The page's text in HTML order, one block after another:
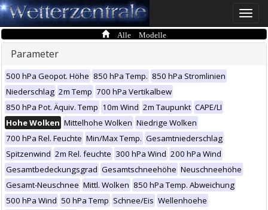
Toggle
Alle Modelle
Parameter
500 hPa Geopot. Höhe 850 hPa Temp. 850 hPa Stromlinien
Niederschlag 2m Temp 700 hPa Vertikalbew
850 hPa Pot. Äquiv. Temp 10m Wind 2m Taupunkt CAPE/LI
Hohe Wolken Mittelhohe Wolken Niedrige Wolken
700 hPa Rel. Feuchte Min/Max Temp. Gesamtniederschlag
Spitzenwind 2m Rel. feuchte 300 hPa Wind 200 hPa Wind
Gesamtbedeckungsgrad Gesamtschneehöhe Neuschneehöhe
Gesamt-Neuschnee Mittl. Wolken 850 hPa Temp. Abweichung
500 hPa Wind 50 hPa Temp Schnee/Eis Wellenhoehe